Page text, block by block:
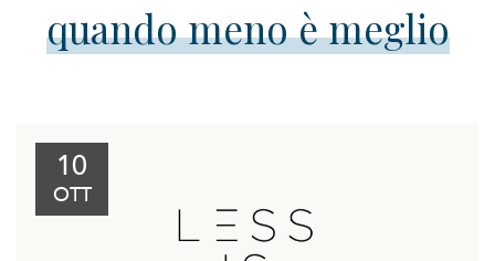
quando meno è meglio
10
OTT